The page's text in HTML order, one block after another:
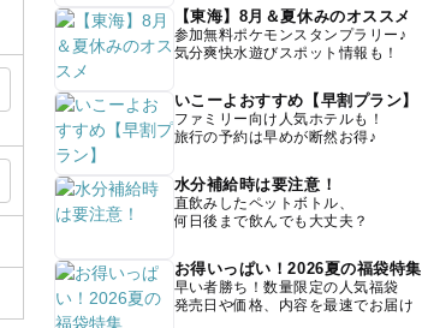
【東海】8月＆夏休みのオススメ
参加無料ポケモンスタンプラリー♪
気分爽快水遊びスポット情報も！
いこーよおすすめ【早割プラン】
ファミリー向け人気ホテルも！
旅行の予約は早めが断然お得♪
水分補給時は要注意！
直飲みしたペットボトル、
何日後まで飲んでも大丈夫？
お得いっぱい！2026夏の福袋特集
早い者勝ち！数量限定の人気福袋
発売日や価格、内容を最速でお届け